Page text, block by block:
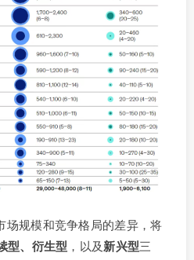
场规模和竞争格局的差异，将
型、衍生型 ，以及 新兴型三